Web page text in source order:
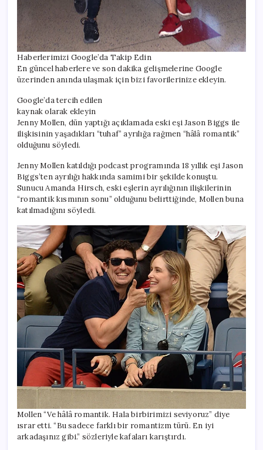
Haberlerimizi Google’da Takip Edin
En güncel haberlere ve son dakika gelişmelerine Google
üzerinden anında ulaşmak için bizi favorilerinize ekleyin.
Google’da tercih edilen
kaynak olarak ekleyin
Jenny Mollen, dün yaptığı açıklamada eski eşi Jason Biggs ile
ilişkisinin yaşadıkları “tuhaf” ayrılığa rağmen “hâlâ romantik”
olduğunu söyledi.
Jenny Mollen katıldığı podcast programında 18 yıllık eşi Jason
Biggs’ten ayrılığı hakkında samimi bir şekilde konuştu.
Sunucu Amanda Hirsch, eski eşlerin ayrılığının ilişkilerinin
“romantik kısmının sonu” olduğunu belirttiğinde, Mollen buna
katılmadığını söyledi.
Mollen “Ve hâlâ romantik. Hala birbirimizi seviyoruz” diye
ısrar etti. “Bu sadece farklı bir romantizm türü. En iyi
arkadaşınız gibi.” sözleriyle kafaları karıştırdı.